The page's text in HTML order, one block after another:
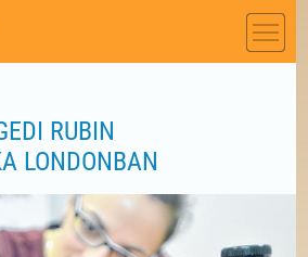
RUBIN
LONDONBAN